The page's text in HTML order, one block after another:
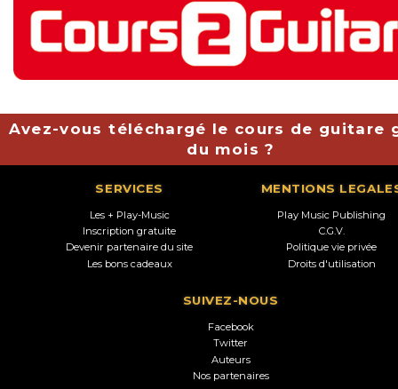
Avez-vous téléchargé le cours de guitare
du mois ?
SERVICES
Les + Play-Music
Inscription gratuite
Devenir partenaire du site
Les bons cadeaux
MENTIONS
Play Music Publishing
C.G.V.
Politique vie privée
Droits d'utilisation
SUIVEZ-NOUS
Facebook
Twitter
Auteurs
Nos partenaires